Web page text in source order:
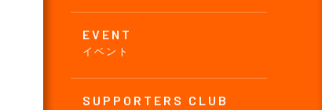
EVENT
イベント
SUPPORTERS CLUB